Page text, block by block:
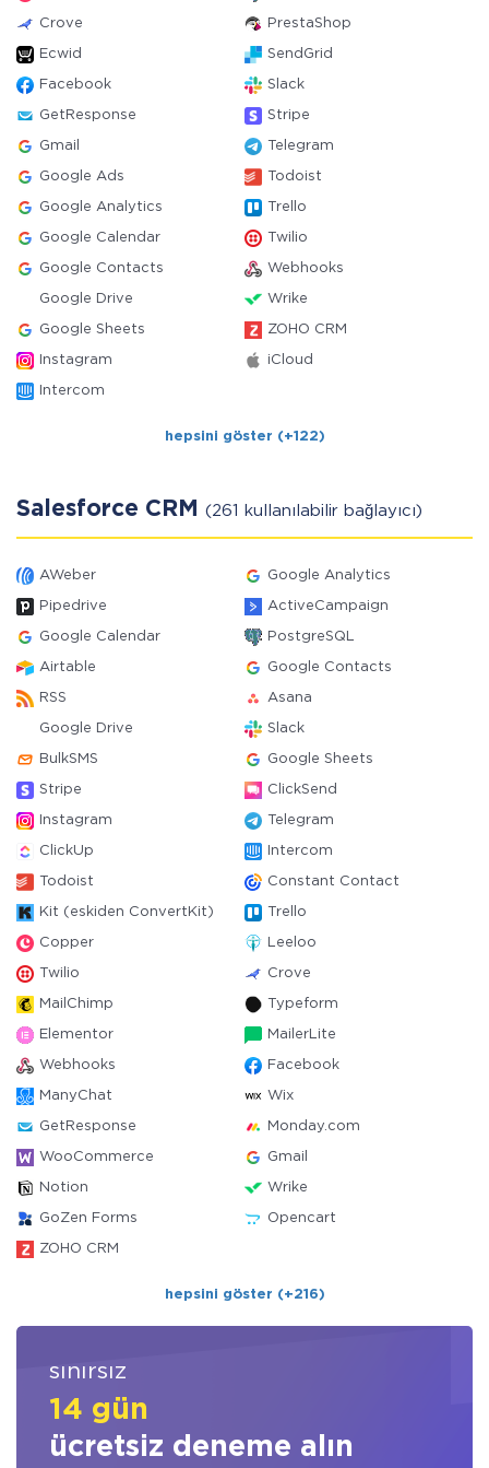
Crove PrestaShop
Ecwid SendGrid
Facebook Slack
GetResponse Stripe
Gmail Telegram
Google Ads Todoist
Google Analytics Trello
Google Calendar Twilio
Google Contacts Webhooks
Google Drive Wrike
Google Sheets ZOHO CRM
Instagram iCloud
Intercom
hepsini göster (+122)
Salesforce CRM (261 kullanılabilir bağlayıcı)
AWeber Google Analytics
Pipedrive ActiveCampaign
Google Calendar PostgreSQL
Airtable Google Contacts
RSS Asana
Google Drive Slack
BulkSMS Google Sheets
Stripe ClickSend
Instagram Telegram
ClickUp Intercom
Todoist Constant Contact
Kit (eskiden ConvertKit) Trello
Copper Leeloo
Twilio Crove
MailChimp Typeform
Elementor MailerLite
Webhooks Facebook
ManyChat Wix
GetResponse Monday.com
WooCommerce Gmail
Notion Wrike
GoZen Forms Opencart
ZOHO CRM
hepsini göster (+216)
sınırsız
14 gün
ücretsiz deneme alın